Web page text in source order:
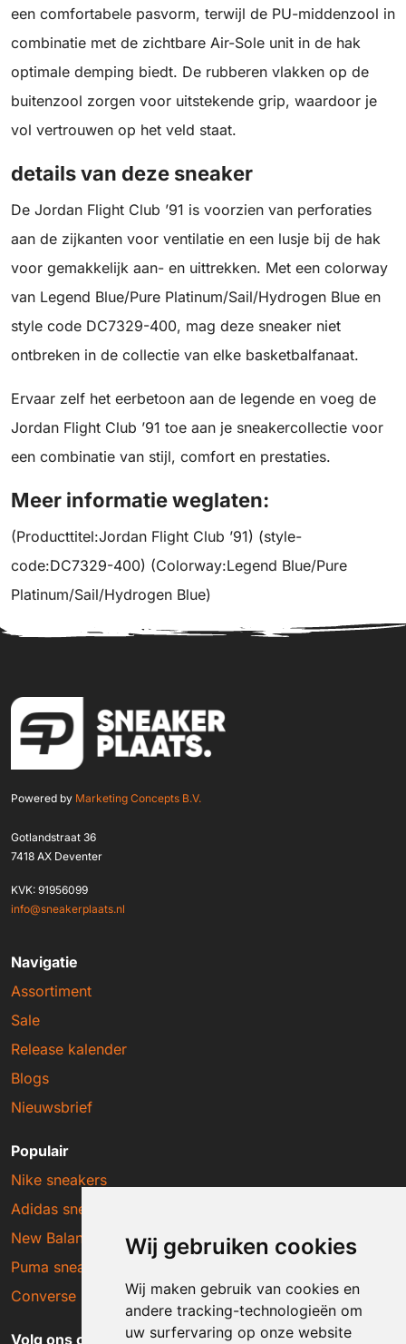
Wij gebruiken cookies
Wij maken gebruik van cookies en
andere tracking-technologieën om
uw surfervaring op onze website
een comfortabele pasvorm, terwijl de PU-middenzool in
combinatie met de zichtbare Air-Sole unit in de hak
optimale demping biedt. De rubberen vlakken op de
buitenzool zorgen voor uitstekende grip, waardoor je
vol vertrouwen op het veld staat.
details van deze sneaker
De Jordan Flight Club ’91 is voorzien van perforaties
aan de zijkanten voor ventilatie en een lusje bij de hak
voor gemakkelijk aan- en uittrekken. Met een colorway
van Legend Blue/Pure Platinum/Sail/Hydrogen Blue en
style code DC7329-400, mag deze sneaker niet
ontbreken in de collectie van elke basketbalfanaat.
Ervaar zelf het eerbetoon aan de legende en voeg de
Jordan Flight Club ’91 toe aan je sneakercollectie voor
een combinatie van stijl, comfort en prestaties.
Meer informatie weglaten:
(Producttitel:Jordan Flight Club ’91) (style-
code:DC7329-400) (Colorway:Legend Blue/Pure
Platinum/Sail/Hydrogen Blue)
Powered by Marketing Concepts B.V.
Gotlandstraat 36
7418 AX Deventer
KVK: 91956099
info@sneakerplaats.nl
Navigatie
Assortiment
Sale
Release kalender
Blogs
Nieuwsbrief
Populair
Nike sneakers
Adidas sneakers
New Balance sneakers
Puma sneakers
Converse sneakers
Volg ons op social media